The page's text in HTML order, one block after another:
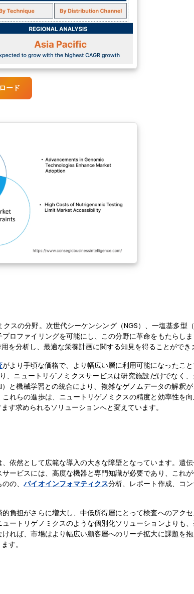
ード
スの分野。次世代シーケンシング（NGS）、一塩基多型
ロファイリングを可能にし、この分野に革命をもたらし
分析し、最適な栄養計画に関する知見を得ることができ
がより手頃な価格で、より幅広い層に利用可能になったこ
ニュートリゲノミクスサービスは研究施設だけでなく、
と機械学習との統合により、複雑なゲノムデータの解釈
れらの進歩は、ニュートリゲノミクスの精度と効率性を
す求められるソリューションへと変えています。
依然として広範な導入の大きな障壁となっています。遺伝
ービスには、高度な機器と専門知識が必要であり、これ
のの、バイオインフォマティクス分析、レポート作成、コン
負担がさらに増大し、中低所得層にとって検査へのアク
ートリゲノミクスのような個別化ソリューションよりも
れば、市場はより幅広い顧客層へのリーチ拡大に課題を
す。